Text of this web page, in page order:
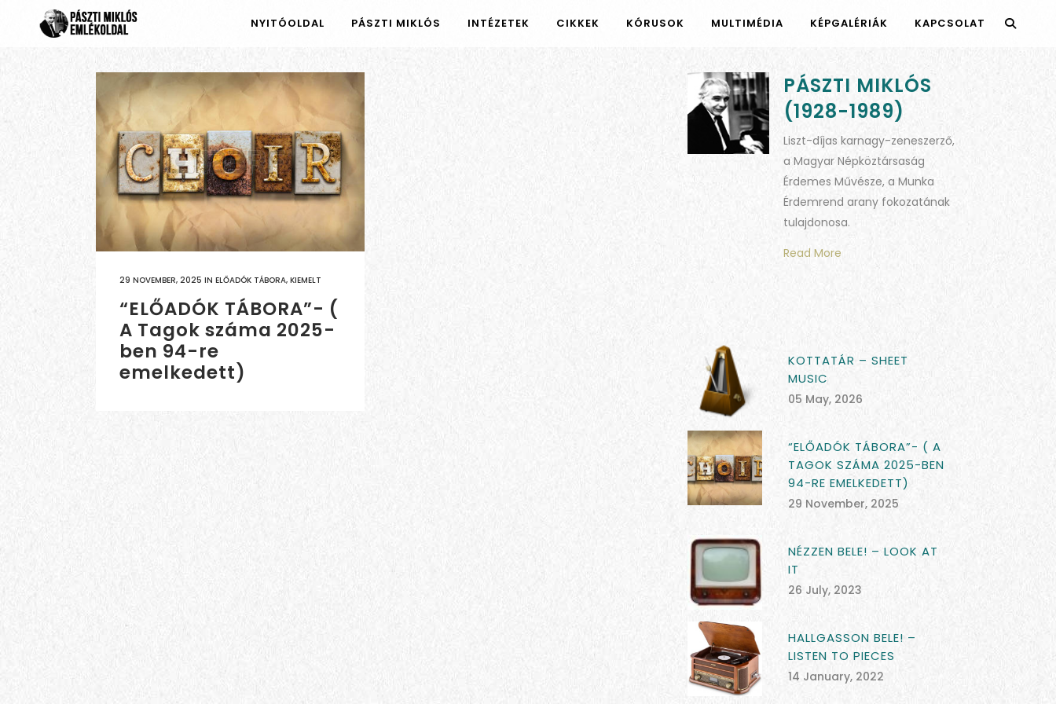
NYITÓOLDAL PÁSZTI MIKLÓS INTÉZETEK CIKKEK KÓRUSOK MULTIMÉDIA KÉPGALÉRIÁK KAPCSOLAT
29 NOVEMBER, 2025 IN ELŐADÓK TÁBORA, KIEMELT
“ELŐADÓK TÁBORA”- (
A Tagok száma 2025-
ben 94-re
emelkedett)
PÁSZTI MIKLÓS
(1928-1989)
Liszt-díjas karnagy-zeneszerző,
a Magyar Népköztársaság
Érdemes Művésze, a Munka
Érdemrend arany fokozatának
tulajdonosa.
Read More
KOTTATÁR – SHEET
MUSIC
05 May, 2026
“ELŐADÓK TÁBORA”- ( A
TAGOK SZÁMA 2025-BEN
94-RE EMELKEDETT)
29 November, 2025
NÉZZEN BELE! – LOOK AT
IT
26 July, 2023
HALLGASSON BELE! –
LISTEN TO PIECES
14 January, 2022